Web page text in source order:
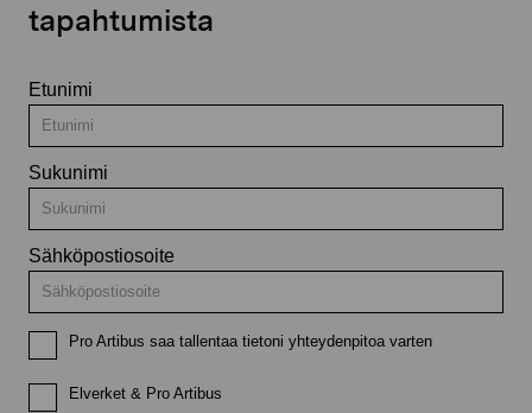
tapahtumista
Etunimi
Sukunimi
Sähköpostiosoite
Pro Artibus saa tallentaa tietoni yhteydenpitoa varten
Elverket & Pro Artibus